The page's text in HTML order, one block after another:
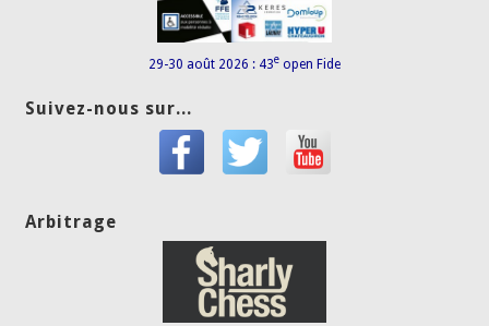
29-30 août 2026 : 43e open Fide
Suivez-nous sur...
Arbitrage